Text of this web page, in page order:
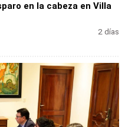
en la cabeza en Villa
2 días